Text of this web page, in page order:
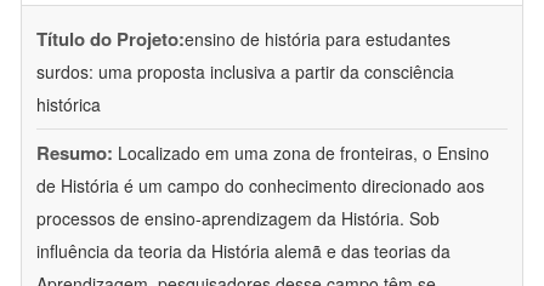
Título do Projeto:ensino de história para estudantes
surdos: uma proposta inclusiva a partir da consciência
histórica
Resumo: Localizado em uma zona de fronteiras, o Ensino
de História é um campo do conhecimento direcionado aos
processos de ensino-aprendizagem da História. Sob
influência da teoria da História alemã e das teorias da